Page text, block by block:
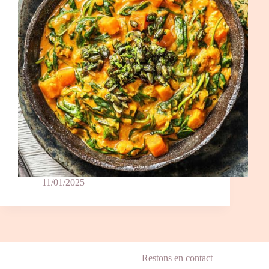
11/01/2025
Restons en contact